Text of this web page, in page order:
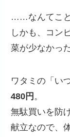
……なんてこと
しかも、コン
菜が少なかっ
ワタミの「い
480円 。
無駄買いを防
献立なので、